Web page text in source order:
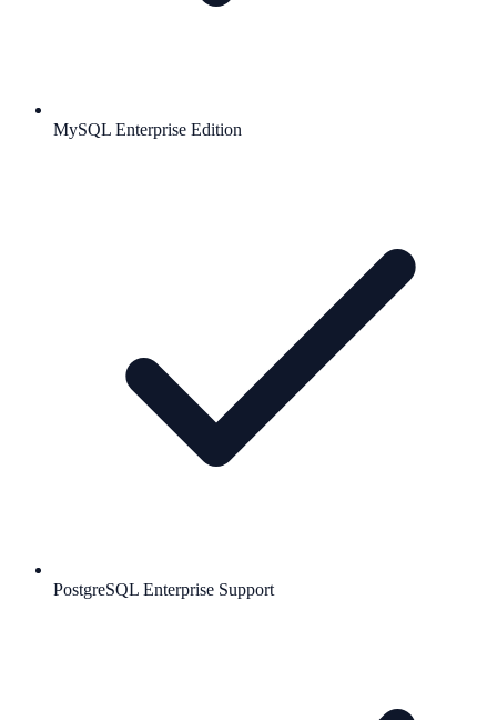
MySQL Enterprise Edition
PostgreSQL Enterprise Support